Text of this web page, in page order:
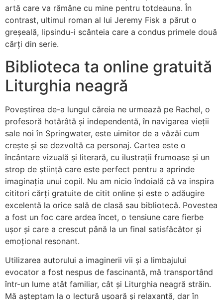
artă care va rămâne cu mine pentru totdeauna. În
contrast, ultimul roman al lui Jeremy Fisk a părut o
greșeală, lipsindu-i scânteia care a condus primele două
cărți din serie.
Biblioteca ta online gratuită
Liturghia neagră
Poveștirea de-a lungul căreia ne urmează pe Rachel, o
profesoră hotărâtă și independentă, în navigarea vieții
sale noi în Springwater, este uimitor de a văzăi cum
crește și se dezvoltă ca personaj. Cartea este o
încântare vizuală și literară, cu ilustrații frumoase și un
strop de știință care este perfect pentru a aprinde
imaginația unui copil. Nu am nicio îndoială că va inspira
cititori cărți gratuite de citit online și este o adăugire
excelentă la orice sală de clasă sau bibliotecă. Povestea
a fost un foc care ardea încet, o tensiune care fierbe
ușor și care a crescut până la un final satisfăcător și
emoțional resonant.
Utilizarea autorului a imaginerii vii și a limbajului
evocator a fost nespus de fascinantă, mă transportând
într-un lume atât familiar, cât și Liturghia neagră străin.
Mă așteptam la o lectură ușoară și relaxantă, dar în